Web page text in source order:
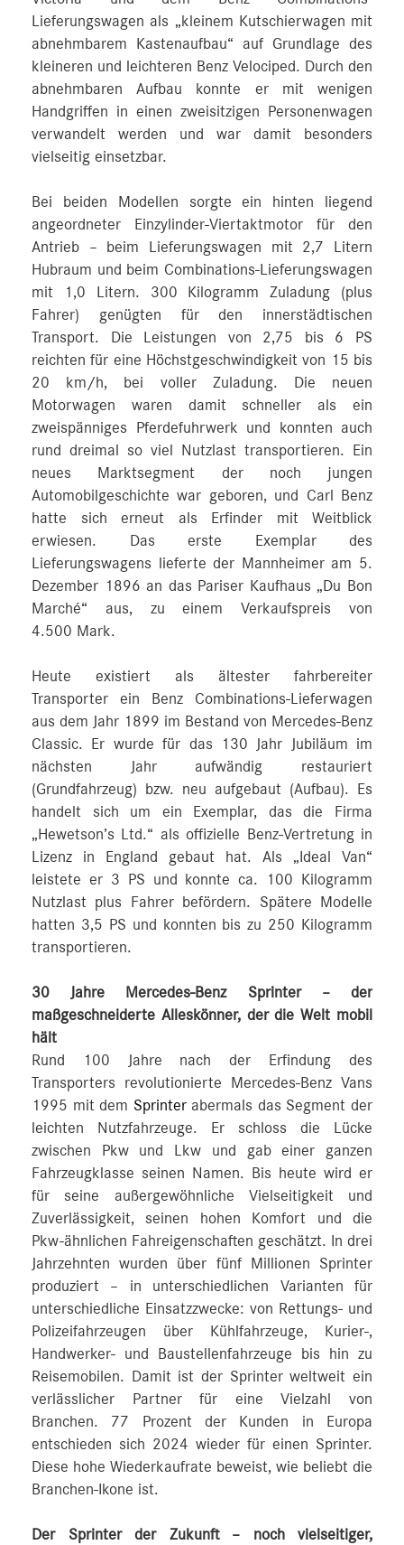
Lieferungswagen als „kleinem Kutschierwagen mit
abnehmbarem Kastenaufbau“ auf Grundlage des
kleineren und leichteren Benz Velociped. Durch den
abnehmbaren Aufbau konnte er mit wenigen
Handgriffen in einen zweisitzigen Personenwagen
verwandelt werden und war damit besonders
vielseitig einsetzbar.
Bei beiden Modellen sorgte ein hinten liegend
angeordneter Einzylinder-Viertaktmotor für den
Antrieb – beim Lieferungswagen mit 2,7 Litern
Hubraum und beim Combinations-Lieferungswagen
mit 1,0 Litern. 300 Kilogramm Zuladung (plus
Fahrer) genügten für den innerstädtischen
Transport. Die Leistungen von 2,75 bis 6 PS
reichten für eine Höchstgeschwindigkeit von 15 bis
20 km/h, bei voller Zuladung. Die neuen
Motorwagen waren damit schneller als ein
zweispänniges Pferdefuhrwerk und konnten auch
rund dreimal so viel Nutzlast transportieren. Ein
neues Marktsegment der noch jungen
Automobilgeschichte war geboren, und Carl Benz
hatte sich erneut als Erfinder mit Weitblick
erwiesen. Das erste Exemplar des
Lieferungswagens lieferte der Mannheimer am 5.
Dezember 1896 an das Pariser Kaufhaus „Du Bon
Marché“ aus, zu einem Verkaufspreis von
4.500 Mark.
Heute existiert als ältester fahrbereiter
Transporter ein Benz Combinations-Lieferwagen
aus dem Jahr 1899 im Bestand von Mercedes-Benz
Classic. Er wurde für das 130 Jahr Jubiläum im
nächsten Jahr aufwändig restauriert
(Grundfahrzeug) bzw. neu aufgebaut (Aufbau). Es
handelt sich um ein Exemplar, das die Firma
„Hewetson’s Ltd.“ als offizielle Benz-Vertretung in
Lizenz in England gebaut hat. Als „Ideal Van“
leistete er 3 PS und konnte ca. 100 Kilogramm
Nutzlast plus Fahrer befördern. Spätere Modelle
hatten 3,5 PS und konnten bis zu 250 Kilogramm
transportieren.
30 Jahre Mercedes-Benz Sprinter – der
maßgeschneiderte Alleskönner, der die Welt mobil
hält
Rund 100 Jahre nach der Erfindung des
Transporters revolutionierte Mercedes-Benz Vans
1995 mit dem Sprinterabermals das Segment der
leichten Nutzfahrzeuge. Er schloss die Lücke
zwischen Pkw und Lkw und gab einer ganzen
Fahrzeugklasse seinen Namen. Bis heute wird er
für seine außergewöhnliche Vielseitigkeit und
Zuverlässigkeit, seinen hohen Komfort und die
Pkw-ähnlichen Fahreigenschaften geschätzt. In drei
Jahrzehnten wurden über fünf Millionen Sprinter
produziert – in unterschiedlichen Varianten für
unterschiedliche Einsatzzwecke: von Rettungs- und
Polizeifahrzeugen über Kühlfahrzeuge, Kurier-,
Handwerker- und Baustellenfahrzeuge bis hin zu
Reisemobilen. Damit ist der Sprinter weltweit ein
verlässlicher Partner für eine Vielzahl von
Branchen. 77 Prozent der Kunden in Europa
entschieden sich 2024 wieder für einen Sprinter.
Diese hohe Wiederkaufrate beweist, wie beliebt die
Branchen-Ikone ist.
Der Sprinter der Zukunft – noch vielseitiger,